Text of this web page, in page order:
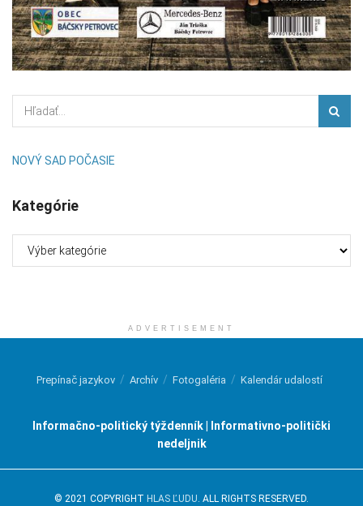
NOVÝ SAD POČASIE
Kategórie
ADVERTISEMENT
Prepínač jazykov Archív Fotogaléria Kalendár udalostí
Informačno-politický týždenník | Informativno-politički
nedeljnik
© 2021 COPYRIGHT HLAS ĽUDU. ALL RIGHTS RESERVED.